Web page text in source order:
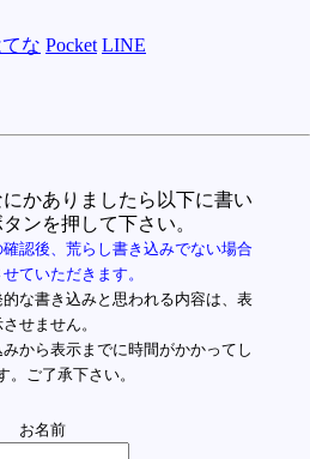
な Pocket LINE
かありましたら以下に書い
ンを押して下さい。
認後、荒らし書き込みでない場合
ていただきます。
な書き込みと思われる内容は、表
せません。
から表示までに時間がかかってし
。ご了承下さい。
お名前